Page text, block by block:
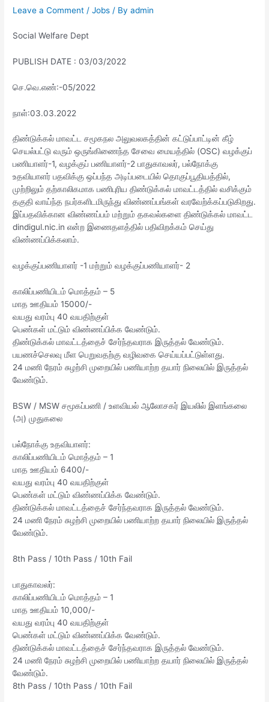
Leave a Comment /Jobs / Byadmin
Social Welfare Dept
PUBLISH DATE : 03/03/2022
செ.வெ.எண்:-05/2022
நாள்:03.03.2022
திண்டுக்கல் மாவட்ட சமூகநல அலுவலகத்தின் கட்டுப்பாட்டின் கீழ்
செயல்பட்டு வரும் ஒருங்கிணைந்த சேவை மையத்தில் (OSC) வழக்குப்
பணியாளர்-1, வழக்குப் பணியாளர்-2 பாதுகாவலர், பல்நோக்கு
உதவியாளர் பதவிக்கு ஒப்பந்த அடிப்படையில் தொகுப்பூதியத்தில்,
முற்றிலும் தற்காலிகமாக பணிபுரிய திண்டுக்கல் மாவட்டத்தில் வசிக்கும்
தகுதி வாய்ந்த நபர்களிடமிருந்து விண்ணப்பங்கள் வரவேற்க்கப்படுகிறது.
இப்பதவிக்கான விண்ணப்பம் மற்றும் தகவல்களை திண்டுக்கல் மாவட்ட
dindigul.nic.in என்ற இணைதளத்தில் பதிவிறக்கம் செய்து
விண்ணப்பிக்கலாம்.
வழக்குப்பணியாளர் -1 மற்றும் வழக்குப்பணியாளர்- 2
காலிப்பணியிடம் மொத்தம் – 5
மாத ஊதியம் 15000/-
வயது வரம்பு 40 வயதிற்குள்
பெண்கள் மட்டும் விண்ணப்பிக்க வேண்டும்.
திண்டுக்கல் மாவட்டத்தைச் சேர்ந்தவராக இருத்தல் வேண்டும்.
பயணச்செலவு மீள பெறுவதற்கு வழிவகை செய்யப்பட்டுள்ளது.
24 மணி நேரம் சுழற்சி முறையில் பணியாற்ற தயார் நிலையில் இருத்தல்
வேண்டும்.
BSW / MSW சமூகப்பணி / உளவியல் ஆலோசகர் இயலில் இளங்கலை
(அ) முதுகலை
பல்நோக்கு உதவியாளர்:
காலிப்பணியிடம் மொத்தம் – 1
மாத ஊதியம் 6400/-
வயது வரம்பு 40 வயதிற்குள்
பெண்கள் மட்டும் விண்ணப்பிக்க வேண்டும்.
திண்டுக்கல் மாவட்டத்தைச் சேர்ந்தவராக இருத்தல் வேண்டும்.
24 மணி நேரம் சுழற்சி முறையில் பணியாற்ற தயார் நிலையில் இருத்தல்
வேண்டும்.
8th Pass / 10th Pass / 10th Fail
பாதுகாவலர்:
காலிப்பணியிடம் மொத்தம் – 1
மாத ஊதியம் 10,000/-
வயது வரம்பு 40 வயதிற்குள்
பெண்கள் மட்டும் விண்ணப்பிக்க வேண்டும்.
திண்டுக்கல் மாவட்டத்தைச் சேர்ந்தவராக இருத்தல் வேண்டும்.
24 மணி நேரம் சுழற்சி முறையில் பணியாற்ற தயார் நிலையில் இருத்தல்
வேண்டும்.
8th Pass / 10th Pass / 10th Fail